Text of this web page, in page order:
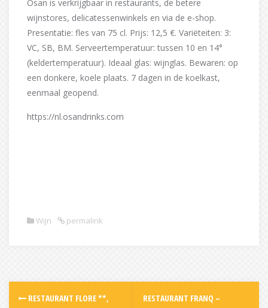
Osan is verkrijgbaar in restaurants, de betere
wijnstores, delicatessenwinkels en via de e-shop.
Presentatie: fles van 75 cl. Prijs: 12,5 €. Variëteiten: 3:
VC, SB, BM. Serveertemperatuur: tussen 10 en 14°
(keldertemperatuur). Ideaal glas: wijnglas. Bewaren: op
een donkere, koele plaats. 7 dagen in de koelkast,
eenmaal geopend.
https://nl.osandrinks.com
Wijn permalink
Post
RESTAURANT FLORE **,
RESTAURANT FRANQ –